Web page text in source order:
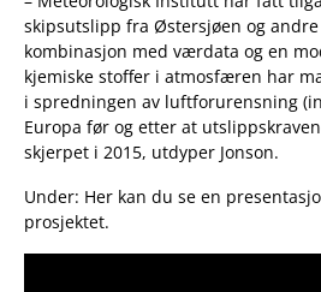
skipsutslipp fra Østersjøen og
kombinasjon med værdata og en
kjemiske stoffer i atmosfæren har
i spredningen av luftforurensning
Europa før og etter at
skjerpet i 2015, utdyper Jonson.
Under: Her kan du se en
prosjektet.